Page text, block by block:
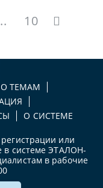
10
ТЕМАМ
О СИСТЕМЕ
или
в системе ЭТАЛОН-
в рабочие